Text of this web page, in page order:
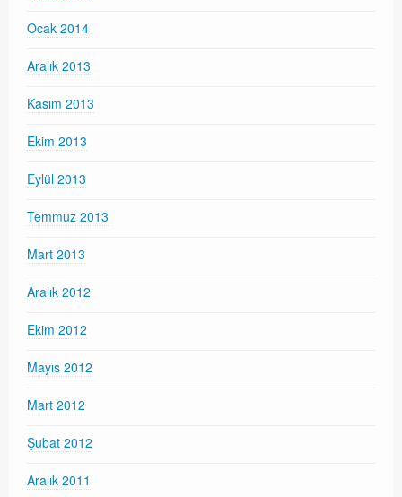
Ocak 2014
Aralık 2013
Kasım 2013
Ekim 2013
Eylül 2013
Temmuz 2013
Mart 2013
Aralık 2012
Ekim 2012
Mayıs 2012
Mart 2012
Şubat 2012
Aralık 2011